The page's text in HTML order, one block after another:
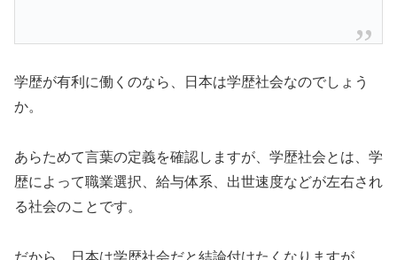
学歴が有利に働くのなら、日本は学歴社会なのでしょう
か。
あらためて言葉の定義を確認しますが、学歴社会とは、学
歴によって職業選択、給与体系、出世速度などが左右され
る社会のことです。
だから、日本は学歴社会だと結論付けたくなりますが、